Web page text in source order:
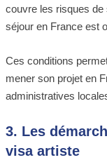
couvre les risques de
séjour en France est
Ces conditions
mener son projet en
administratives
3. Les
visa artiste